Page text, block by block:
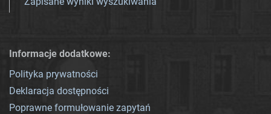
Informacje dodatkowe:
Polityka prywatności
Deklaracja dostępności
Poprawne formułowanie zapytań